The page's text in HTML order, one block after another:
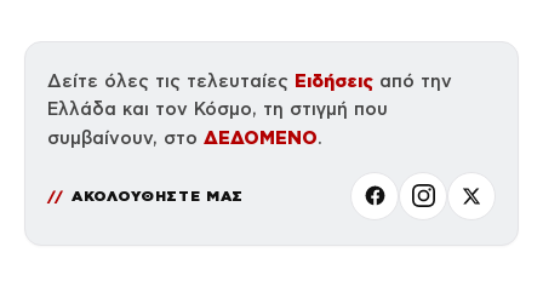
Δείτε όλες τις τελευταίες Ειδήσεις από την
Ελλάδα και τον Κόσμο, τη στιγμή που
συμβαίνουν, στο ΔΕΔΟΜΕΝΟ.
ΑΚΟΛΟΥΘΗΣΤΕ ΜΑΣ